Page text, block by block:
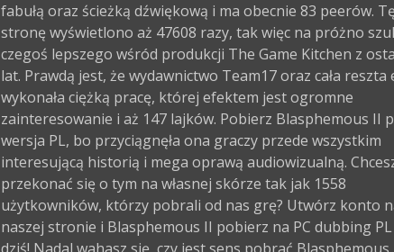
fabułą oraz ścieżką dźwiękową i ma obecnie 83 peerów. Tę
stronę wyświetlono aż 47608 razy, tak więc na próżno
czegoś lepszego wśród produkcji The Game Kitchen z
lat. Prawdą jest, że wydawnictwo Team17 oraz cała reszta
wykonała ciężką pracę, której efektem jest ogromne
zainteresowanie i aż 147 lajków. Pobierz Blasphemous II
wersja PL, bo przyciągnęła ona graczy przede wszystkim
interesującą historią i mega oprawą audiowizualną.
przekonać się o tym na własnej skórze tak jak 1558
użytkowników, którzy pobrali od nas grę? Utwórz konto
naszej stronie i Blasphemous II pobierz na PC dubbing